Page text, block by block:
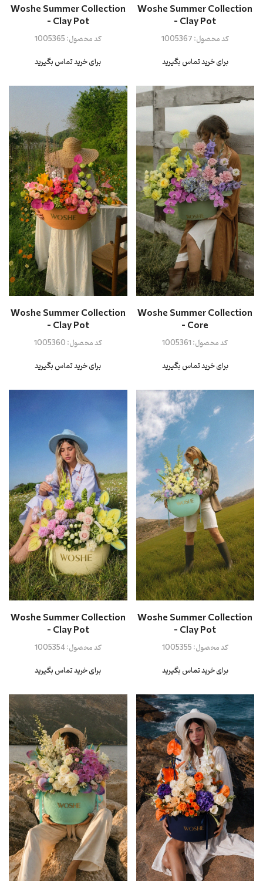
Woshe Summer Collection
- Clay Pot
برای خرید تماس بگیرید
کد محصول:1005367
Woshe Summer Collection
- Clay Pot
برای خرید تماس بگیرید
کد محصول:1005365
Woshe Summer Collection
- Core
برای خرید تماس بگیرید
کد محصول:1005361
Woshe Summer Collection
- Clay Pot
برای خرید تماس بگیرید
کد محصول:1005360
Woshe Summer Collection
- Clay Pot
برای خرید تماس بگیرید
کد محصول:1005355
Woshe Summer Collection
- Clay Pot
برای خرید تماس بگیرید
کد محصول:1005354